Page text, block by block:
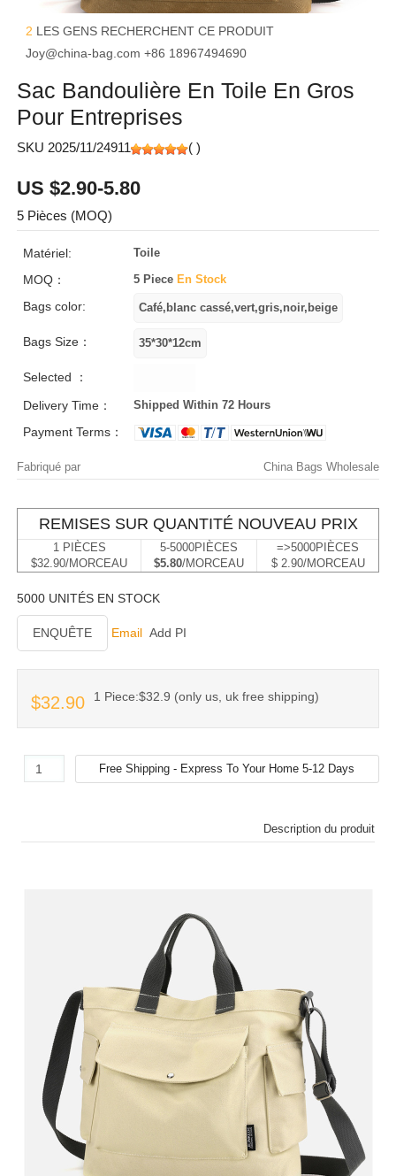
2 LES GENS RECHERCHENT CE PRODUIT
Joy@china-bag.com +86 18967494690
Sac Bandoulière En Toile En Gros
Pour Entreprises
SKU 2025/11/24911 ( )
US $2.90-5.80
5 Pièces (MOQ)
Matériel: Toile
MOQ： 5 Piece En Stock
Bags color:
Bags Size：
Selected ：
Delivery Time：
Shipped Within 72 Hours
Payment Terms：
Fabriqué par China Bags Wholesale
REMISES SUR QUANTITÉ NOUVEAU PRIX
1 PIÈCES
$32.90/MORCEAU
5-5000PIÈCES
$5.80/MORCEAU
=>5000PIÈCES
$ 2.90/MORCEAU
5000 UNITÉS EN STOCK
ENQUÊTE Email Add PI
$32.90 1 Piece:$32.9 (only us, uk free shipping)
Description du produit